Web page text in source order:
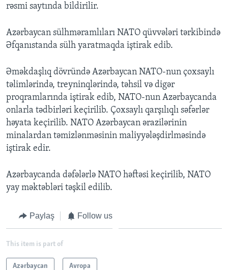
rəsmi saytında bildirilir.
Azərbaycan sülhməramlıları NATO qüvvələri tərkibində
Əfqanıstanda sülh yaratmaqda iştirak edib.
Əməkdaşlıq dövründə Azərbaycan NATO-nun çoxsaylı
təlimlərində, treyninqlərində, təhsil və digər
proqramlarında iştirak edib, NATO-nun Azərbaycanda
onlarla tədbirləri keçirilib. Çoxsaylı qarşılıqlı səfərlər
həyata keçirilib. NATO Azərbaycan ərazilərinin
minalardan təmizlənməsinin maliyyələşdirlməsində
iştirak edir.
Azərbaycanda dəfələrlə NATO həftəsi keçirilib, NATO
yay məktəbləri təşkil edilib.
Paylaş Follow us
This item is part of
Azərbaycan Avropa